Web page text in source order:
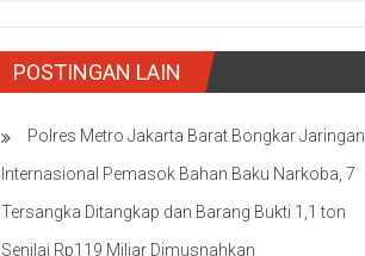
POSTINGAN LAIN
Polres Metro Jakarta Barat Bongkar Jaringan
Internasional Pemasok Bahan Baku Narkoba, 7
Tersangka Ditangkap dan Barang Bukti 1,1 ton
Senilai Rp119 Miliar Dimusnahkan